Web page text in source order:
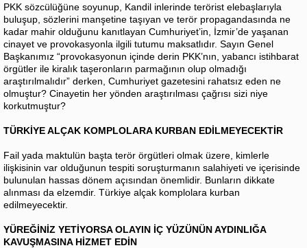
PKK sözcülüğüne soyunup, Kandil inlerinde terörist elebaşlarıyla
buluşup, sözlerini manşetine taşıyan ve terör propagandasında ne
kadar mahir olduğunu kanıtlayan Cumhuriyet’in, İzmir’de yaşanan
cinayet ve provokasyonla ilgili tutumu maksatlıdır. Sayın Genel
Başkanımız “provokasyonun içinde derin PKK’nın, yabancı istihbarat
örgütler ile kiralık taşeronların parmağının olup olmadığı
araştırılmalıdır” derken, Cumhuriyet gazetesini rahatsız eden ne
olmuştur? Cinayetin her yönden araştırılması çağrısı sizi niye
korkutmuştur?
TÜRKİYE ALÇAK KOMPLOLARA KURBAN EDİLMEYECEKTİR
Fail yada maktulün başta terör örgütleri olmak üzere, kimlerle
ilişkisinin var olduğunun tespiti soruşturmanın salahiyeti ve içerisinde
bulunulan hassas dönem açısından önemlidir. Bunların dikkate
alınması da elzemdir. Türkiye alçak komplolara kurban
edilmeyecektir.
YÜREĞİNİZ YETİYORSA OLAYIN İÇ YÜZÜNÜN AYDINLIĞA
KAVUŞMASINA HİZMET EDİN